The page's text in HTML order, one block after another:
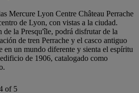
Mercure Lyon Centre Château Perrache
de Lyon, con vistas a la ciudad.
de la Presqu'île, podrá disfrutar de la
de tren Perrache y el casco antiguo
en un mundo diferente y sienta el espíritu
de 1906, catalogado como
of 5